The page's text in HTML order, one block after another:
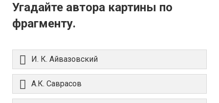
Угадайте автора картины по
фрагменту.
И. К. Айвазовский
А.К. Саврасов